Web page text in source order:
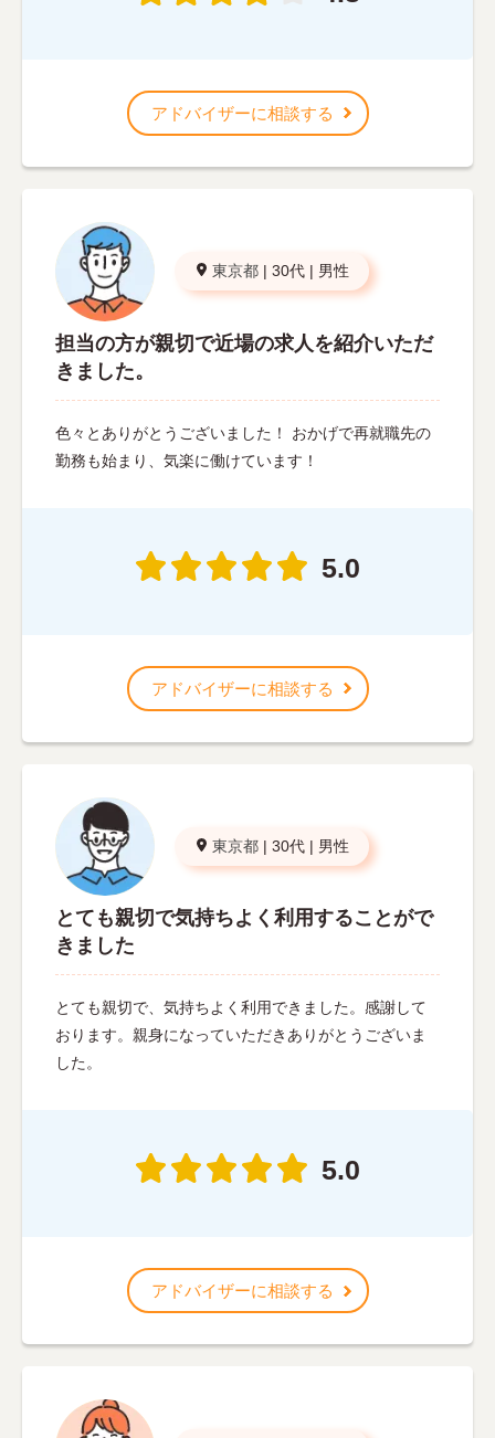
アドバイザーに相談する
東京都 | 30代 | 男性
担当の方が親切で近場の求人を紹介いただ
きました。
色々とありがとうございました！ おかげで再就職先の
勤務も始まり、気楽に働けています！
5.0
アドバイザーに相談する
東京都 | 30代 | 男性
とても親切で気持ちよく利用することがで
きました
とても親切で、気持ちよく利用できました。感謝して
おります。親身になっていただきありがとうございま
した。
5.0
アドバイザーに相談する